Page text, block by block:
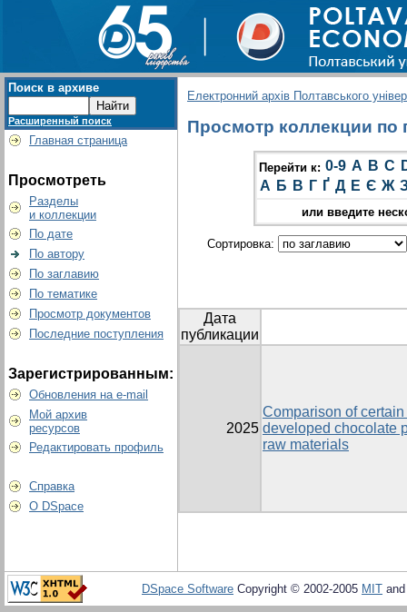
Поиск в архиве
Расширенный поиск
Главная страница
Просмотреть
Разделы
и коллекции
По дате
По автору
По заглавию
По тематике
Просмотр документов
Последние поступления
Зарегистрированным:
Обновления на e-mail
Мой архив
ресурсов
Редактировать профиль
Справка
О DSpace
Електронний архів Полтавського
Просмотр коллекции по
Перейти к: 0-9 A B C
А Б В Г Ґ Д Е Є Ж
или введите
Сортировка:
Дата
публикации
2025
Comparison of
developed chocolate
raw materials
DSpace Software Copyright © 2002-2005 MIT